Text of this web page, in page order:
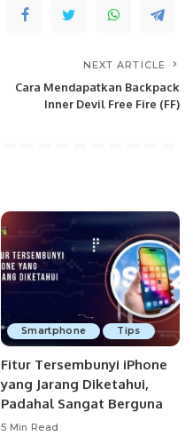
NEXT ARTICLE
Cara Mendapatkan Backpack
Inner Devil Free Fire (FF)
Smartphone Tips
Fitur Tersembunyi iPhone
yang Jarang Diketahui,
Padahal Sangat Berguna
5 Min Read